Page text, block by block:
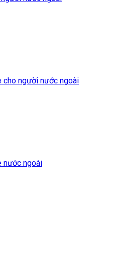
người nước ngoài
nước ngoài